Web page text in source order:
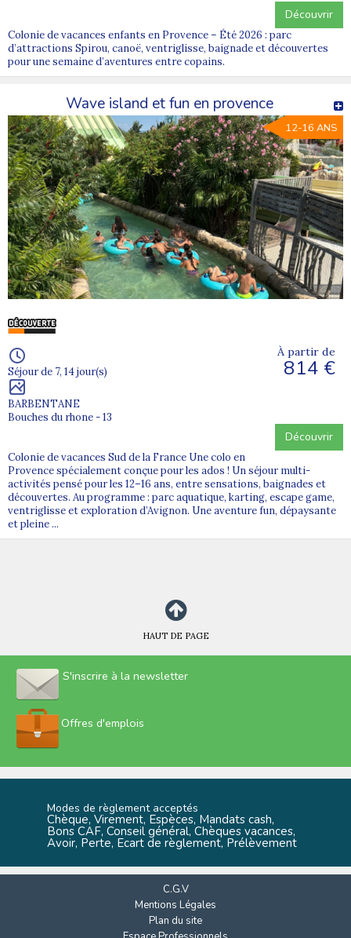
Découvrir
Colonie de vacances enfants en Provence – Été 2026 : parc
d’attractions Spirou, canoë, ventriglisse, baignade et découvertes
pour une semaine d’aventures entre copains.
Wave island et fun en provence
12-16 ANS
Séjour de 7, 14 jour(s)
BARBENTANE
Bouches du rhone - 13
À partir de
814 €
Découvrir
Colonie de vacances Sud de la France Une colo en
Provence spécialement conçue pour les ados ! Un séjour multi-
activités pensé pour les 12–16 ans, entre sensations, baignades et
découvertes. Au programme : parc aquatique, karting, escape game,
ventriglisse et exploration d’Avignon. Une aventure fun, dépaysante
et pleine ...
HAUT DE PAGE
S'inscrire à la newsletter
Offres d'emplois
Modes de règlement acceptés
Chèque, Virement, Espèces, Mandats cash,
Bons CAF, Conseil général, Chèques vacances,
Avoir, Perte, Ecart de règlement, Prélèvement
C.G.V
Mentions Légales
Plan du site